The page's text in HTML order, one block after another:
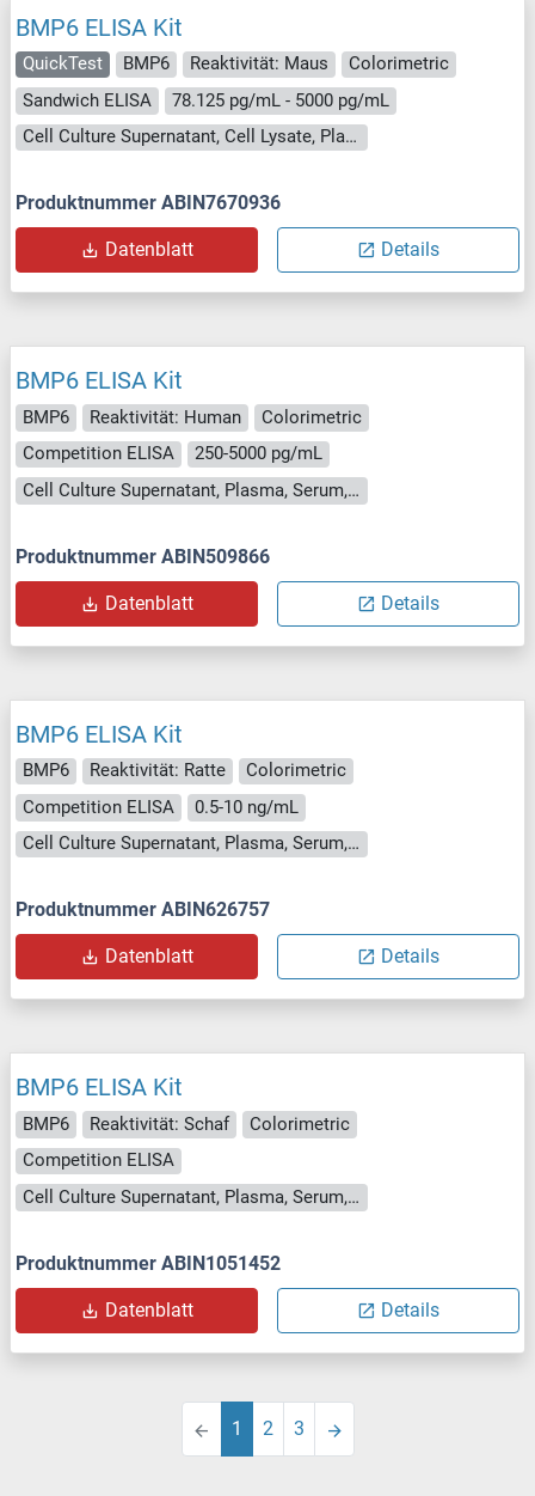
BMP6 ELISA Kit
QuickTest BMP6 Reaktivität: Maus
Colorimetric
Sandwich ELISA
78.125 pg/mL - 5000 pg/mL
Cell Culture Supernatant, Cell Lysate, Plasma, Serum, Tissue Lysate
Produktnummer ABIN7670936
Datenblatt Details
BMP6 ELISA Kit
BMP6 Reaktivität: Human
Colorimetric
Competition ELISA
250-5000 pg/mL
Cell Culture Supernatant, Plasma, Serum, Tissue Homogenate
Produktnummer ABIN509866
Datenblatt Details
BMP6 ELISA Kit
BMP6 Reaktivität: Ratte
Colorimetric
Competition ELISA
0.5-10 ng/mL
Cell Culture Supernatant, Plasma, Serum, Tissue Homogenate
Produktnummer ABIN626757
Datenblatt Details
BMP6 ELISA Kit
BMP6 Reaktivität: Schaf
Colorimetric
Competition ELISA
Cell Culture Supernatant, Plasma, Serum, Tissue Homogenate
Produktnummer ABIN1051452
Datenblatt Details
1 2 3